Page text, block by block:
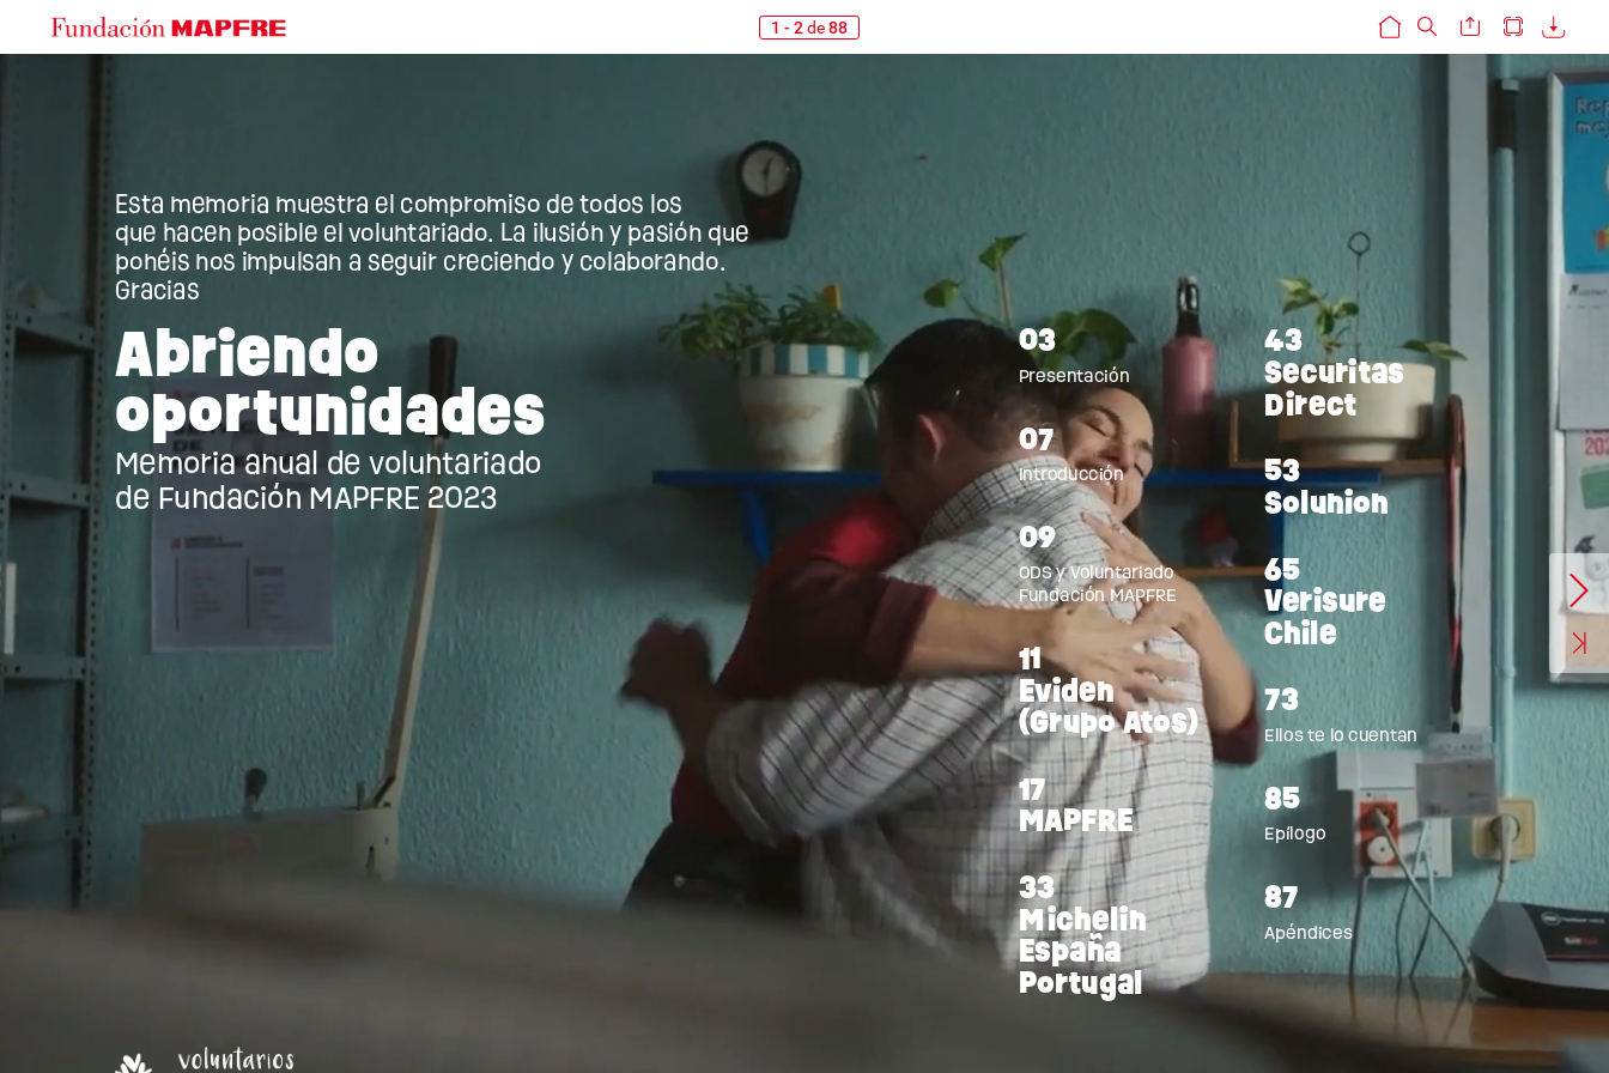
1 - 2 de 88
Abriendo
oportunidades
Memoriaanual devoluntariado
de FundaciónMAPFRE 2023
Esta memoria muestra el compromiso detodos los
que hacen posible elvoluntariado. La ilusióny pasión que
ponéis nos impulsan a seguir creciendo y colaborando.
Gracias
03
Presentación
07
Introducción
11
Eviden
(GrupoAtos)
17
MAPFRE
09
ODSyVoluntariado
FundaciónMAPFRE
33
Michelin
España
Portugal
43
Securitas
Direct
53
Solunion
65
Verisure
Chile
73
Elloste locuentan
85
Epílogo
87
Apéndices